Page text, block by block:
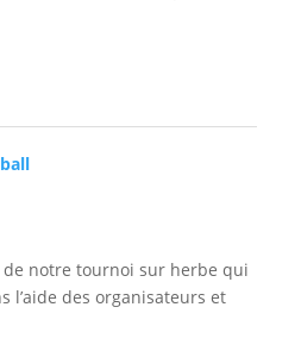
notre tournoi sur herbe qui
l’aide des organisateurs et